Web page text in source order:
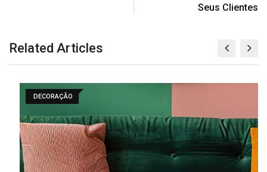
Seus Clientes
Related Articles
DECORAÇÃO